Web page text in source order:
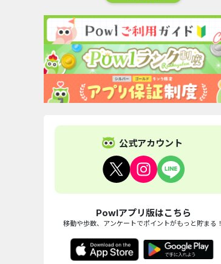
公式アカウント
Powlアプリ版はこちら
移動や歩数、アンケートでポイントがもっと貯まる！
【CMスキップキ
11,000pt
オススメ
【CMスキップキ
ャンペー...